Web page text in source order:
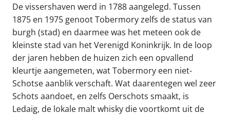
De vissershaven werd in 1788 aangelegd. Tussen
1875 en 1975 genoot Tobermory zelfs de status van
burgh (stad) en daarmee was het meteen ook de
kleinste stad van het Verenigd Koninkrijk. In de loop
der jaren hebben de huizen zich een opvallend
kleurtje aangemeten, wat Tobermory een niet-
Schotse aanblik verschaft. Wat daarentegen wel zeer
Schots aandoet, en zelfs Oerschots smaakt, is
Ledaig, de lokale malt whisky die voortkomt uit de